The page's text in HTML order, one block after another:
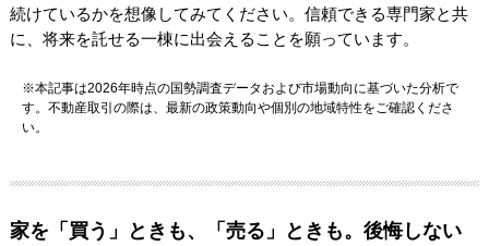
続けているかを想像してみてください。信頼できる専門家と共
に、将来を託せる一棟に出会えることを願っています。
※本記事は2026年時点の国勢調査データおよび市場動向に基づいた分析で
す。不動産取引の際は、最新の政策動向や個別の地域特性をご確認くださ
い。
家を「買う」ときも、「売る」ときも。後悔しない